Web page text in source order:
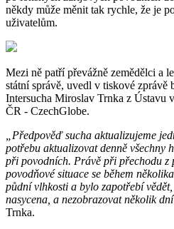
někdy může měnit tak rychle, že je
uživatelům.
Mezi ně patří převážně zemědělci a
státní správě, uvedl v tiskové
Intersucha Miroslav Trnka z Ústavu
ČR - CzechGlobe.
„Předpověď sucha aktualizujeme
potřebu aktualizovat denně všechny
při povodních. Právě při přechodu z
povodňové situace se během
půdní vlhkosti a bylo zapotřebí
nasycena, a nezobrazovat několik
Trnka.